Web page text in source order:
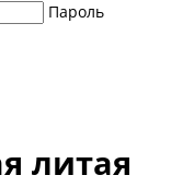
Пароль
литая